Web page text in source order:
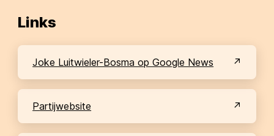
Links
Joke Luitwieler-Bosma op Google News
partijwebsite